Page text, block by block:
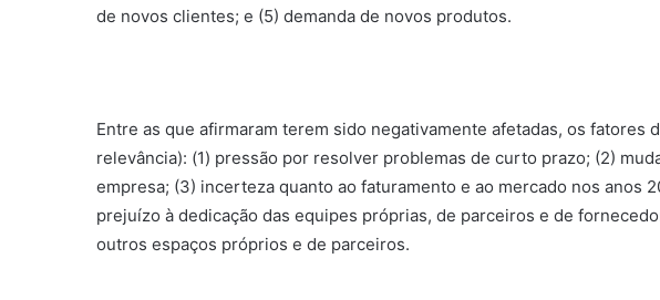
de novos clientes; e (5) demanda de novos produtos.
Entre as que afirmaram terem sido negativamente afetadas, os fatores
relevância): (1) pressão por resolver problemas de curto prazo; (2)
empresa; (3) incerteza quanto ao faturamento e ao mercado nos anos
prejuízo à dedicação das equipes próprias, de parceiros e de
outros espaços próprios e de parceiros.